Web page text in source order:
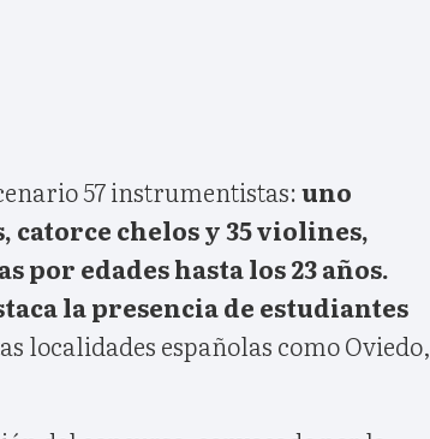
57 instrumentistas:uno
catorce chelos y 35 violines,
por edades hasta los 23 años.
la presencia de estudiantes
localidades españolas como Oviedo,